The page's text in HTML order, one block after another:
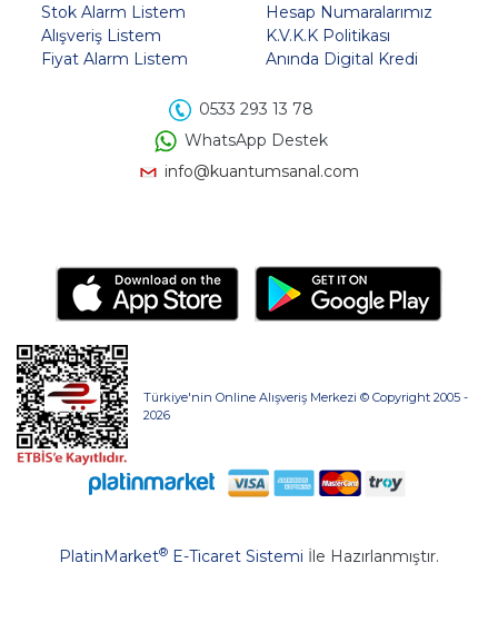
Stok Alarm Listem
Alışveriş Listem
Fiyat Alarm Listem
Hesap Numaralarımız
K.V.K.K Politikası
Anında Digital Kredi
0533 293 13 78
WhatsApp Destek
info@kuantumsanal.com
Türkiye'nin Online Alışveriş Merkezi © Copyright 2005 -
2026
PlatinMarket® E-Ticaret Sistemi İle Hazırlanmıştır.